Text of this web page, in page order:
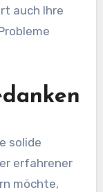
auch Ihre
solide
erfahrener
möchte,